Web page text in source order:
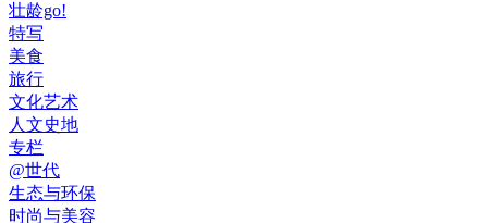
壮龄go!
特写
美食
旅行
文化艺术
人文史地
专栏
@世代
生态与环保
时尚与美容